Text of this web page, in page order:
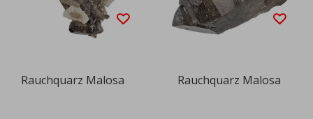
Rauchquarz Malosa Rauchquarz Malosa